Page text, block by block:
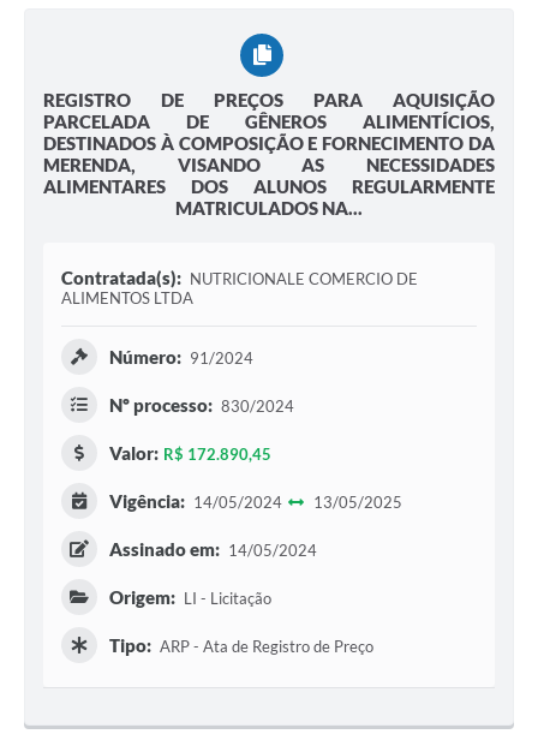
REGISTRO DE PREÇOS PARA AQUISIÇÃO
PARCELADA DE GÊNEROS ALIMENTÍCIOS,
DESTINADOS À COMPOSIÇÃO E FORNECIMENTO DA
MERENDA, VISANDO AS NECESSIDADES
ALIMENTARES DOS ALUNOS REGULARMENTE
MATRICULADOS NA...
Contratada(s): NUTRICIONALE COMERCIO DE
ALIMENTOS LTDA
Número: 91/2024
Nº processo: 830/2024
Valor: R$ 172.890,45
Vigência: 14/05/2024 13/05/2025
Assinado em: 14/05/2024
Origem: LI - Licitação
Tipo: ARP - Ata de Registro de Preço